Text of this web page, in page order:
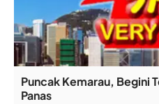
Puncak Kemarau, Begini
Panas